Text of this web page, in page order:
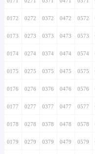
0172 0272 0372 0472 0572
0173 0273 0373 0473 0573
0174 0274 0374 0474 0574
0175 0275 0375 0475 0575
0176 0276 0376 0476 0576
0177 0277 0377 0477 0577
0178 0278 0378 0478 0578
0179 0279 0379 0479 0579